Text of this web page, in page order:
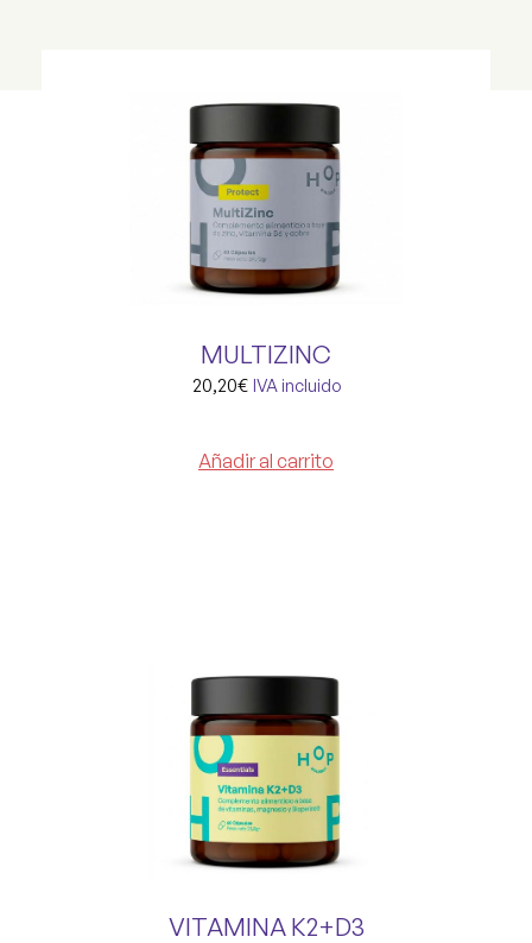
MULTIZINC
20,20€ IVA incluido
Añadir al carrito
VITAMINA K2+D3